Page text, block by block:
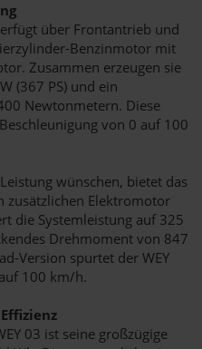
über Frontantrieb und
Benzinmotor mit
Zusammen erzeugen sie
(367 PS) und ein
Newtonmetern. Diese
von 0 auf 100
wünschen, bietet das
zusätzlichen Elektromotor
die Systemleistung auf 325
Drehmoment von 847
Version spurtet der WEY
100 km/h.
03 ist seine großzügige